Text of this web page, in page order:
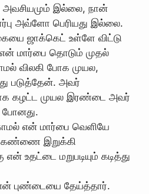
இல்லை, நான்
அவ்ளோ பெரியது இல்லை.
ஜாக்கெட் உள்ளே விட்டு
என் மார்பை தொடும் முதல்
விலகி போக முயல,
படுத்தேன். அவர்
கழட்ட முயல இரண்டை அவர்
போனது.
என் மார்பை வெளியே
கண்ணை இறுக்கி
உதட்டை மறுபடியும் கடித்து
புண்டையை தேய்த்தார்.